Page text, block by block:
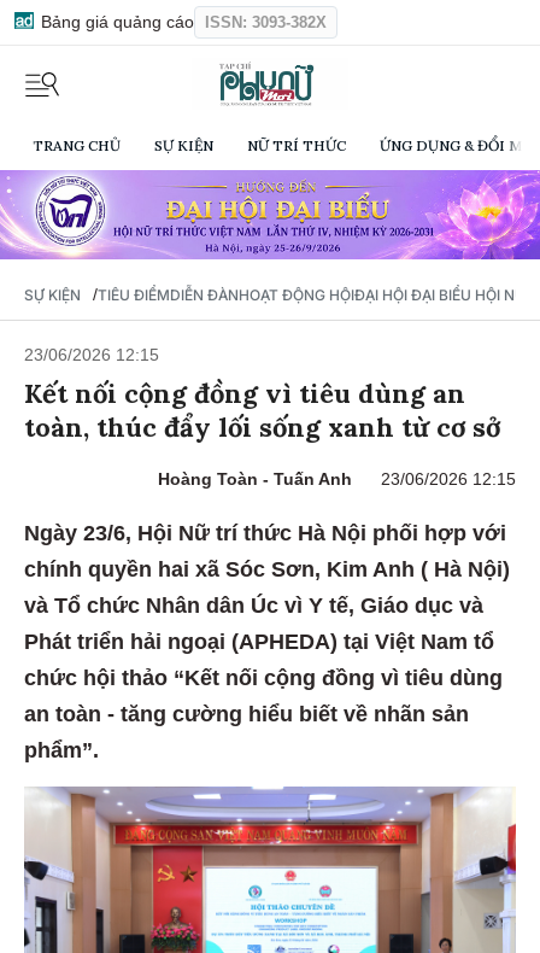
Bảng giá quảng cáo ISSN: 3093-382X
TRANG CHỦ SỰ KIỆN NỮ TRÍ THỨC ỨNG DỤNG & ĐỔI
SỰ KIỆN /TIÊU ĐIỂMDIỄN ĐÀNHOẠT ĐỘNG HỘIĐẠI HỘI ĐẠI BIỂU HỘI NỮ
23/06/2026 12:15
Kết nối cộng đồng vì tiêu dùng an
toàn, thúc đẩy lối sống xanh từ cơ sở
Hoàng Toàn - Tuấn Anh 23/06/2026 12:15
Ngày 23/6, Hội Nữ trí thức Hà Nội phối hợp với
chính quyền hai xã Sóc Sơn, Kim Anh ( Hà Nội)
và Tổ chức Nhân dân Úc vì Y tế, Giáo dục và
Phát triển hải ngoại (APHEDA) tại Việt Nam tổ
chức hội thảo “Kết nối cộng đồng vì tiêu dùng
an toàn - tăng cường hiểu biết về nhãn sản
phẩm”.